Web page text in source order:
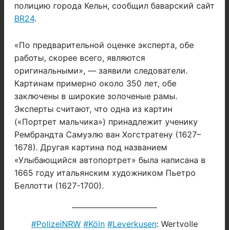
полицию города Кельн, сообщил баварский сайт
BR24.
«По предварительной оценке эксперта, обе
работы, скорее всего, являются
оригинальными», — заявили следователи.
Картинам примерно около 350 лет, обе
заключены в широкие золоченые рамы.
Эксперты считают, что одна из картин
(«Портрет мальчика») принадлежит ученику
Рембрандта Самуэлю ван Хогстратену (1627–
1678). Другая картина под названием
«Улыбающийся автопортрет» была написана в
1665 году итальянским художником Пьетро
Беллотти (1627-1700).
#PolizeiNRW #Köln #Leverkusen: Wertvolle